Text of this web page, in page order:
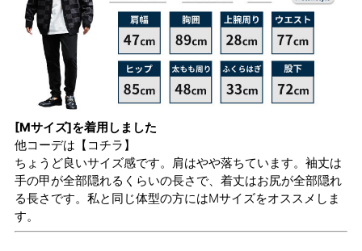
[Mサイズ]を着用しました
他コーデは 【コチラ】
ちょうど良いサイズ感です。肩はやや落ちています。袖丈は
手の甲が全部隠れるくらいの長さで、着丈はお尻が全部隠れ
る長さです。私と同じ体型の方にはMサイズをオススメしま
す。